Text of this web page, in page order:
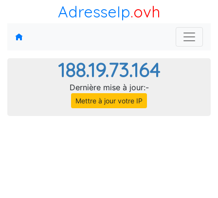
AdresseIp.ovh
188.19.73.164
Dernière mise à jour:-
Mettre à jour votre IP